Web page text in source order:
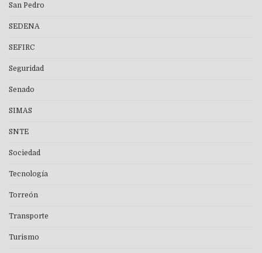
San Pedro
SEDENA
SEFIRC
Seguridad
Senado
SIMAS
SNTE
Sociedad
Tecnología
Torreón
Transporte
Turismo